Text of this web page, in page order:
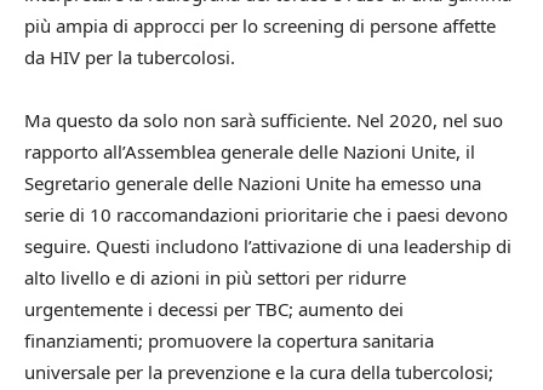
più ampia di approcci per lo screening di persone affette
da HIV per la tubercolosi.
Ma questo da solo non sarà sufficiente. Nel 2020, nel suo
rapporto all’Assemblea generale delle Nazioni Unite, il
Segretario generale delle Nazioni Unite ha emesso una
serie di 10 raccomandazioni prioritarie che i paesi devono
seguire. Questi includono l’attivazione di una leadership di
alto livello e di azioni in più settori per ridurre
urgentemente i decessi per TBC; aumento dei
finanziamenti; promuovere la copertura sanitaria
universale per la prevenzione e la cura della tubercolosi;